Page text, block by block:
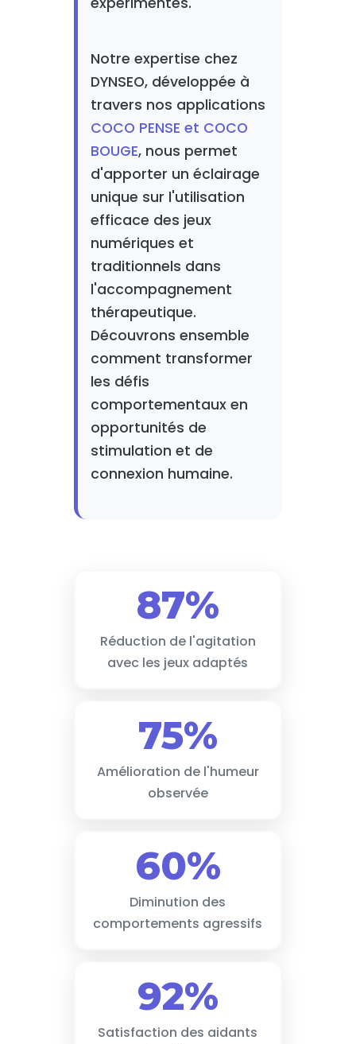
Notre expertise chez
DYNSEO, développée à
travers nos applications
COCO PENSE et COCO
BOUGE, nous permet
d'apporter un éclairage
unique sur l'utilisation
efficace des jeux
numériques et
traditionnels dans
l'accompagnement
thérapeutique.
Découvrons ensemble
comment transformer
les défis
comportementaux en
opportunités de
stimulation et de
connexion humaine.
87%
Réduction de l'agitation
avec les jeux adaptés
75%
Amélioration de l'humeur
observée
60%
Diminution des
comportements agressifs
92%
Satisfaction des aidants